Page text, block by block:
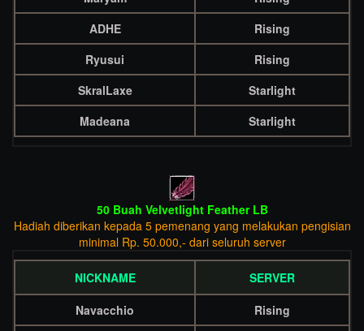
ADHE
Rising
Ryusui
Rising
SkralLaxe
Starlight
Madeana
Starlight
50 Buah Velvetlight Feather LB
Hadiah diberikan kepada 5 pemenang yang melakukan pengisian
minimal Rp. 50.000,- dari seluruh server
NICKNAME
SERVER
Navacchio
Rising